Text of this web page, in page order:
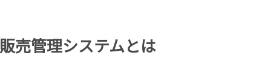
販売管理システムとは